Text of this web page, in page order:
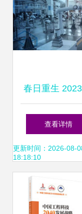
春日重生
康”后工业机器
向新之路
查看详情
更新时间：2026-08-
18:18:10